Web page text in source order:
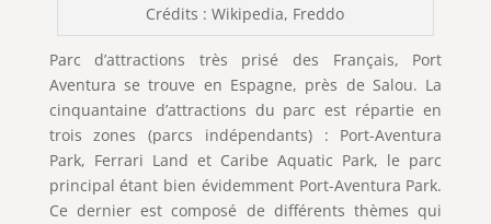
Crédits : Wikipedia, Freddo
Parc d’attractions très prisé des Français, Port
Aventura se trouve en Espagne, près de Salou. La
cinquantaine d’attractions du parc est répartie en
trois zones (parcs indépendants) : Port-Aventura
Park, Ferrari Land et Caribe Aquatic Park, le parc
principal étant bien évidemment Port-Aventura Park.
Ce dernier est composé de différents thèmes qui